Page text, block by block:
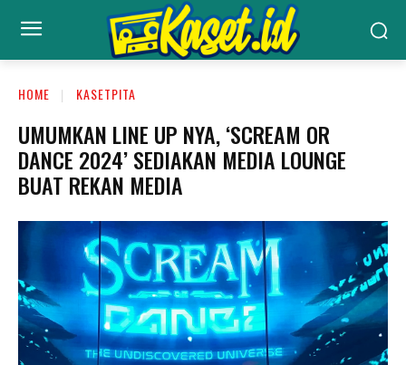
HOME KASETPITA
UMUMKAN LINE UP NYA, ‘SCREAM OR
DANCE 2024’ SEDIAKAN MEDIA LOUNGE
BUAT REKAN MEDIA